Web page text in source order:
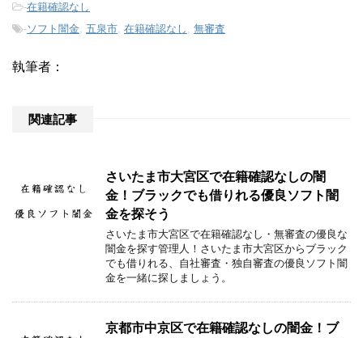
-在籍確認なし
-ソフト闇金, 五泉市, 在籍確認なし , 無審査
執筆者：
関連記事
さいたま市大宮区で在籍確認なしの闇
金！ブラックでも借りれる優良ソフト闇
金を探そう
さいたま市大宮区で在籍確認なし・無審査の優良な
闇金を探す管理人！さいたま市大宮区からブラック
でも借りれる、自社審査・独自審査の優良ソフト闇
金を一緒に探しましょう。
京都市中京区で在籍確認なしの闇金！ブ